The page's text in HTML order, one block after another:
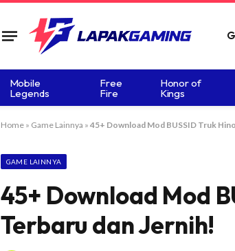
Mobile
Legends
Free
Fire
Honor of
Kings
Home» Game Lainnya » 45+ Download Mod BUSSID Truk
GAME LAINNYA
45+ Download Mod
Terbaru dan Jernih!